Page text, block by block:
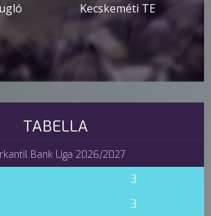
Kecskeméti TE
TABELLA
Bank Liga 2026/2027
3
3